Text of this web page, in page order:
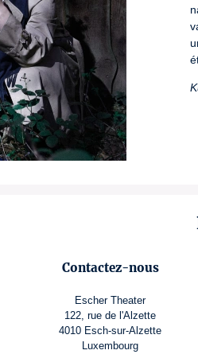
Contactez-nous
Escher Theater
122, rue de l'Alzette
4010 Esch-sur-Alzette
Luxembourg